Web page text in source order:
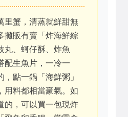
里蟹，清蒸就鮮甜無
攤販有賣「炸海鮮綜
丸、蚵仔酥、炸魚
配生魚片，一冷一
，點一鍋「海鮮粥」
用料都相當豪氣。如
的，可以買一包現炸